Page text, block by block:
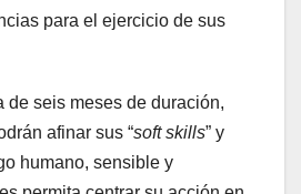
para el ejercicio de sus
de seis meses de duración,
afinar sus “soft skills” y
humano, sensible y